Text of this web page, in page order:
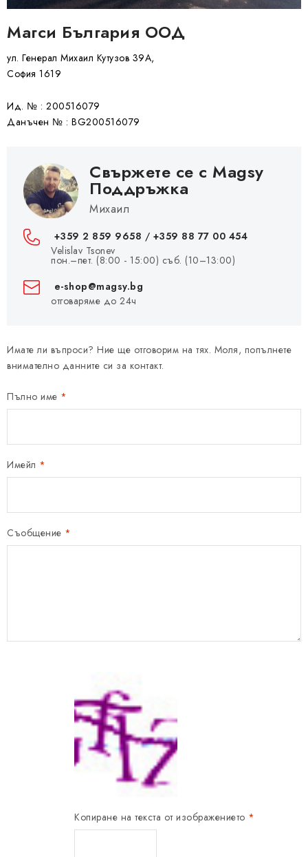
Магси България ООД
ул. Генерал Михаил Кутузов 39А,
София 1619
Ид. № : 200516079
Данъчен № : BG200516079
Свържете се с Magsy
Поддръжка
Михаил
+359 2 859 9658 / +359 88 77 00 454
Velislav Tsonev
пон.–пет. (8:00 - 15:00) съб. (10–13:00)
e-shop@magsy.bg
отговаряме до 24ч
Имате ли въпроси? Ние ще отговорим на тях. Моля, попълнете
внимателно данните си за контакт.
Пълно име
Имейл
Съобщение
Копиране на текста от изображението